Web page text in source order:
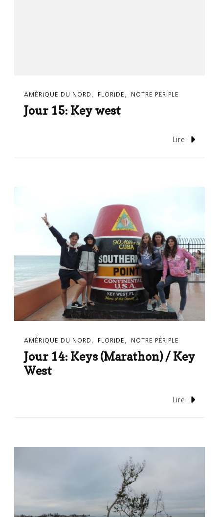
AMÉRIQUE DU NORD FLORIDE NOTRE PÉRIPLE
Jour 15: Key west
Lire
AMÉRIQUE DU NORD FLORIDE NOTRE PÉRIPLE
Jour 14: Keys (Marathon) / Key
West
Lire